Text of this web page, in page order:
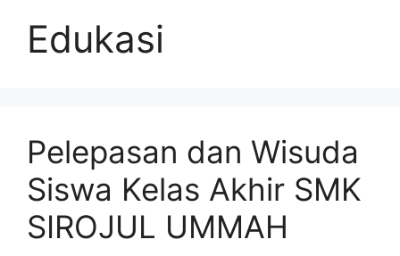
Edukasi
Pelepasan dan Wisuda
Siswa Kelas Akhir SMK
SIROJUL UMMAH